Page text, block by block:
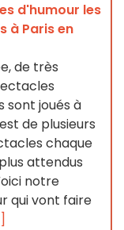
d'humour les
à Paris en
de très
sont joués à
de plusieurs
chaque
attendus
notre
qui vont faire